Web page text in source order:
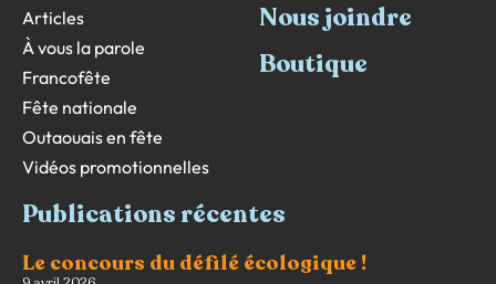
Articles
À vous la parole
Francofête
Fête nationale
Outaouais en fête
Vidéos promotionnelles
Nous joindre
Boutique
Publications récentes
Le concours du défilé écologique !